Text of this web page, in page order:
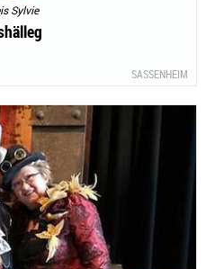
Sylvie
SASSENHEIM